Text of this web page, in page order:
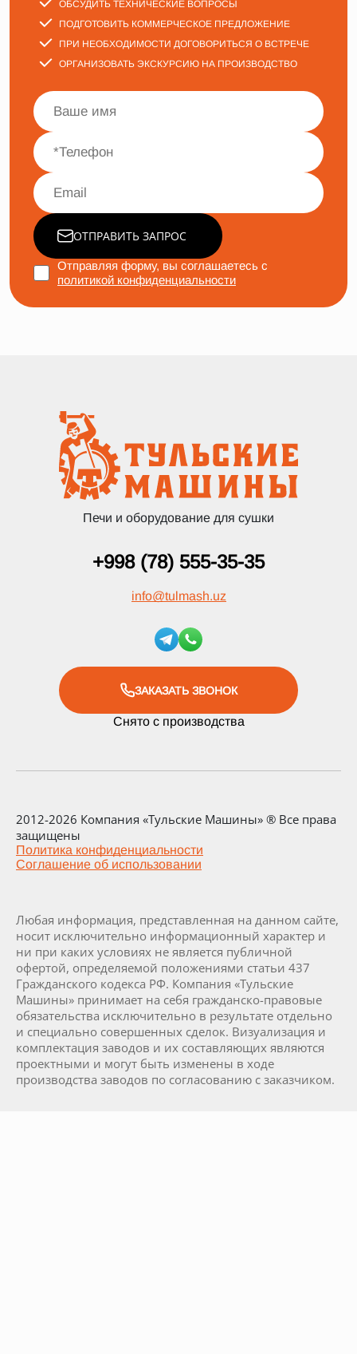
ОБСУДИТЬ ТЕХНИЧЕСКИЕ ВОПРОСЫ
ПОДГОТОВИТЬ КОММЕРЧЕСКОЕ ПРЕДЛОЖЕНИЕ
ПРИ НЕОБХОДИМОСТИ ДОГОВОРИТЬСЯ О ВСТРЕЧЕ
ОРГАНИЗОВАТЬ ЭКСКУРСИЮ НА ПРОИЗВОДСТВО
ОТПРАВИТЬ ЗАПРОС
Отправляя форму, вы соглашаетесь с
политикой конфиденциальности
Печи и оборудование для сушки
+998 (78) 555-35-35
info@tulmash.uz
ЗАКАЗАТЬ ЗВОНОК
Снято с производства
2012-2026 Компания «Тульские Машины» ® Все права
защищены
Политика конфиденциальности
Соглашение об использовании
Любая информация, представленная на данном сайте,
носит исключительно информационный характер и
ни при каких условиях не является публичной
офертой, определяемой положениями статьи 437
Гражданского кодекса РФ. Компания «Тульские
Машины» принимает на себя гражданско-правовые
обязательства исключительно в результате отдельно
и специально совершенных сделок. Визуализация и
комплектация заводов и их составляющих являются
проектными и могут быть изменены в ходе
производства заводов по согласованию с заказчиком.